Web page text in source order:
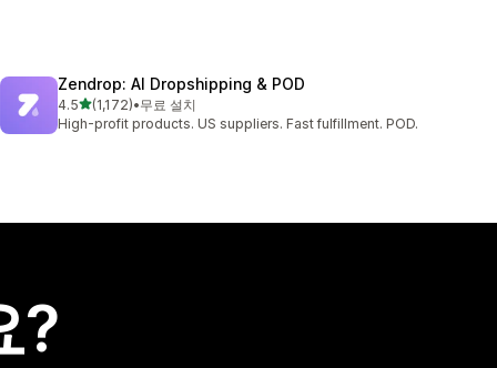
Zendrop: AI Dropshipping & POD
4.5별 5개 중
(1,172)
총 리뷰 1172개
•무료 설치
High-profit products. US suppliers. Fast fulfillment. POD.
?